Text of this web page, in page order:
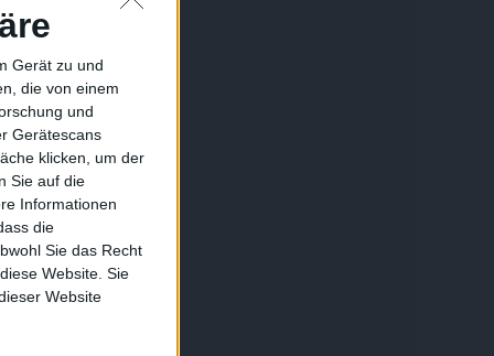
Gerät zu und
die von einem
und
Gerätescans
klicken, um der
Sie auf die
Informationen
die
Sie das Recht
Website. Sie
Website